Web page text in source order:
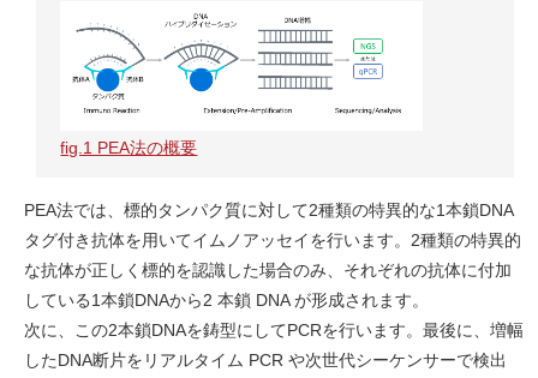
fig.1 PEA法の概要
PEA法では、標的タンパク質に対して2種類の特異的な1本鎖DNA
タグ付き抗体を用いてイムノアッセイを行います。2種類の特異的
な抗体が正しく標的を認識した場合のみ、それぞれの抗体に付加
している1本鎖DNAから2 本鎖 DNA が形成されます。
次に、この2本鎖DNAを鋳型にしてPCRを行います。最後に、増幅
したDNA断片をリアルタイム PCR や次世代シーケンサーで検出